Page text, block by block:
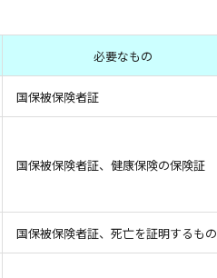
必要なもの
国保被保険者証
国保被保険者証、健康保険の保険証
国保被保険者証、死亡を証明するもの